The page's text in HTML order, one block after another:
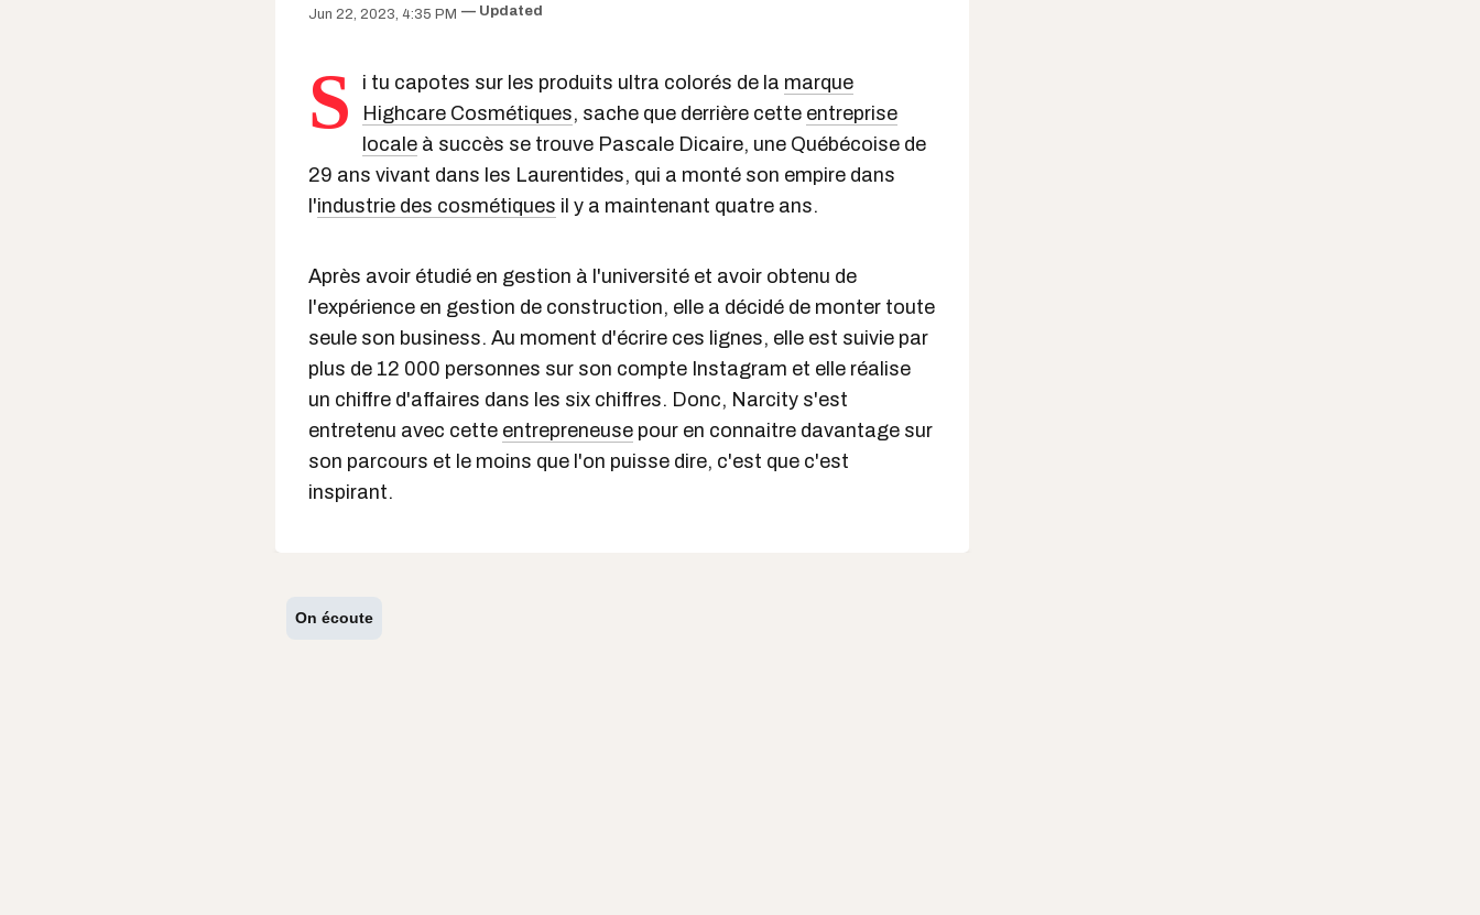
Jun 22, 2023, 4:35 PM Updated
S i tu capotes sur les produits ultra colorés de la marque
Highcare Cosmétiques, sache que derrière cette entreprise
locale à succès se trouve Pascale Dicaire, une Québécoise de
29 ans vivant dans les Laurentides, qui a monté son empire dans
l'industrie des cosmétiques il y a maintenant quatre ans.
Après avoir étudié en gestion à l'université et avoir obtenu de
l'expérience en gestion de construction, elle a décidé de monter toute
seule son business. Au moment d'écrire ces lignes, elle est suivie par
plus de 12 000 personnes sur son compte Instagram et elle réalise
un chiffre d'affaires dans les six chiffres. Donc, Narcity s'est
entretenu avec cette entrepreneuse pour en connaitre davantage sur
son parcours et le moins que l'on puisse dire, c'est que c'est
inspirant.
On écoute